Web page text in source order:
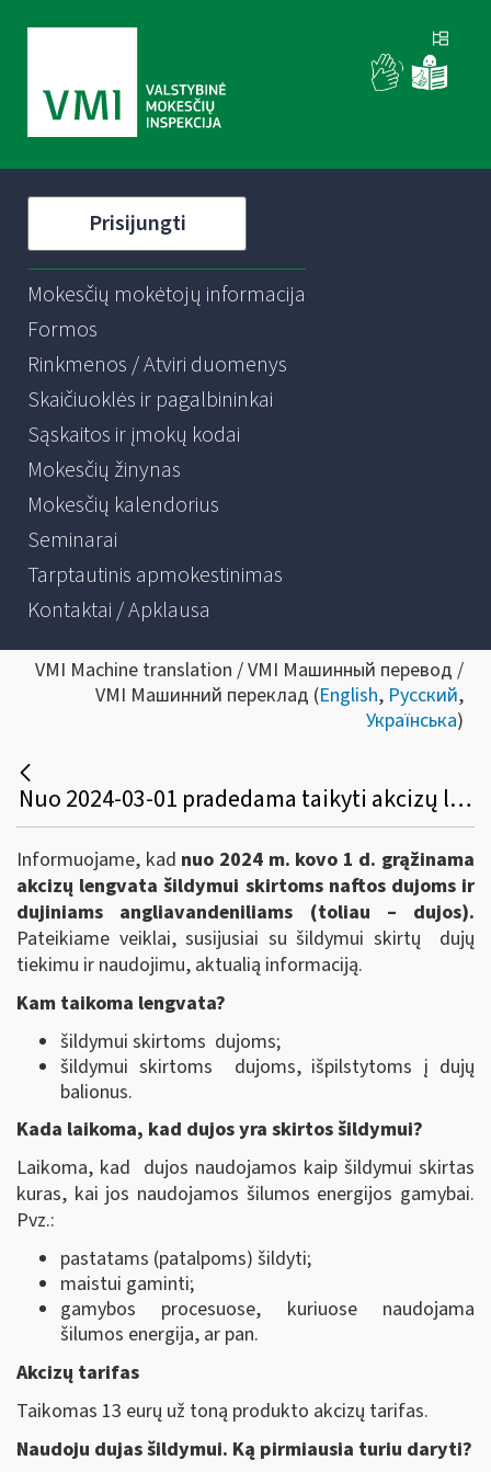
Prisijungti
Mokesčių mokėtojų informacija
Formos
Rinkmenos / Atviri duomenys
Skaičiuoklės ir pagalbininkai
Sąskaitos ir įmokų kodai
Mokesčių žinynas
Mokesčių kalendorius
Seminarai
Tarptautinis apmokestinimas
Kontaktai / Apklausa
VMI Machine translation / VMI Машинный перевод /
VMI Машинний переклад (English, Русский,
Українська)
Nuo 2024-03-01 pradedama taikyti akcizų lengvata šildymui skirtoms naftos dujoms
Informuojame, kad nuo 2024 m. kovo 1 d. grąžinama
akcizų lengvata šildymui skirtoms naftos dujoms ir
dujiniams angliavandeniliams (toliau – dujos).
Pateikiame veiklai, susijusiai su šildymui skirtų dujų
tiekimu ir naudojimu, aktualią informaciją.
Kam taikoma lengvata?
šildymui skirtoms dujoms;
šildymui skirtoms dujoms, išpilstytoms į dujų
balionus.
Kada laikoma, kad dujos yra skirtos šildymui?
Laikoma, kad dujos naudojamos kaip šildymui skirtas
kuras, kai jos naudojamos šilumos energijos gamybai.
Pvz.:
pastatams (patalpoms) šildyti;
maistui gaminti;
gamybos procesuose, kuriuose naudojama
šilumos energija, ar pan.
Akcizų tarifas
Taikomas 13 eurų už toną produkto akcizų tarifas.
Naudoju dujas šildymui. Ką pirmiausia turiu daryti?